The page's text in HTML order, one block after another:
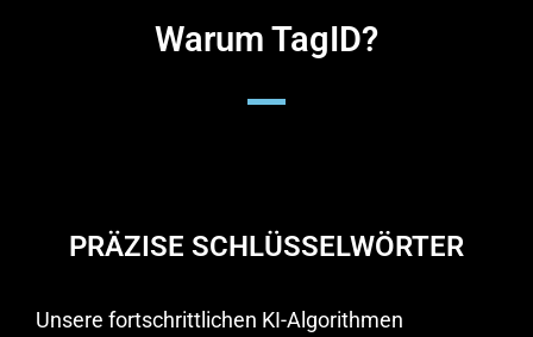
Warum TagID?
PRÄZISE SCHLÜSSELWÖRTER
Unsere fortschrittlichen KI-Algorithmen